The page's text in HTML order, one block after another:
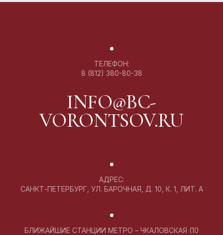
ТЕЛЕФОН:
8 (812) 380-80-38
INFO@BC-
VORONTSOV.RU
АДРЕС:
САНКТ-ПЕТЕРБУРГ, УЛ. БАРОЧНАЯ, Д. 10, К. 1, ЛИТ. А
БЛИЖАЙШИЕ СТАНЦИИ МЕТРО – ЧКАЛОВСКАЯ (10